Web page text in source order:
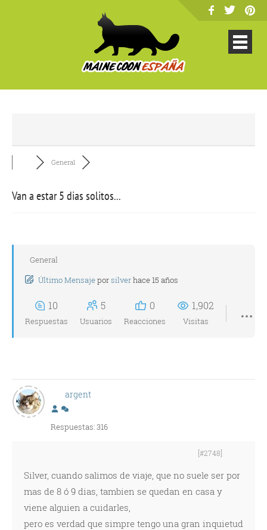
General
Van a estar 5 dias solitos...
General
Último Mensajeporsilverhace 15 años
10
Respuestas
5
Usuarios
0
Reacciones
1,902
Visitas
argent
Respuestas: 316
[#2748]
Silver, cuando salimos de viaje, que no suele ser por
mas de 8 ó 9 dias, tambien se quedan en casa y
viene alguien a cuidarles,
pero es verdad que simpre tengo una gran inquietud